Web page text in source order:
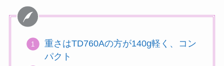
重さはTD760Aの方が140g軽く、コン
パクト